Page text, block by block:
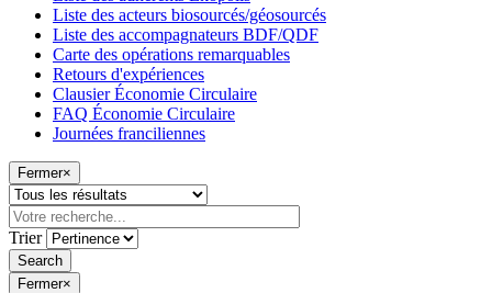
Liste des acteurs biosourcés/géosourcés
Liste des accompagnateurs BDF/QDF
Carte des opérations remarquables
Retours d'expériences
Clausier Économie Circulaire
FAQ Économie Circulaire
Journées franciliennes
Fermer×
Trier
Fermer×